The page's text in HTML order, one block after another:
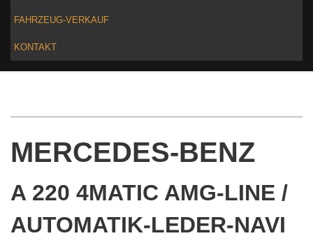
FAHRZEUG-VERKAUF
KONTAKT
MERCEDES-BENZ
A 220 4MATIC AMG-LINE /
AUTOMATIK-LEDER-NAVI